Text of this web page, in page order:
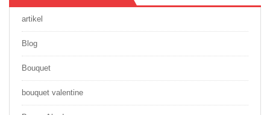
artikel
Blog
Bouquet
bouquet valentine